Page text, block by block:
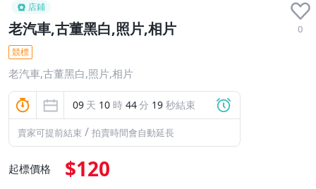
店鋪
老汽車,古董黑白,照片,相片 0
競標
老汽車,古董黑白,照片,相片
09 天 10 時 44分 19 秒結束
賣家可提前結束 / 拍賣時間會自動延長
起標價格 $120